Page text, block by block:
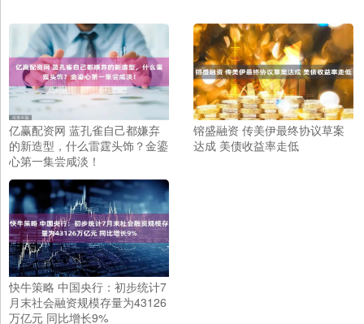
亿赢配资网 蓝孔雀自己都嫌弃
的新造型，什么雷霆头饰？金鎏
心第一集尝咸淡！
镕盛融资 传美伊最终协议草案
达成 美债收益率走低
快牛策略 中国央行：初步统计7
月末社会融资规模存量为43126
万亿元 同比增长9%